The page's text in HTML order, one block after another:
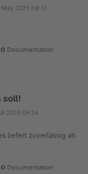
May 2025 08:31
Documentation
soll!
2025 09:34
liefert zuverlässig ab.
Documentation